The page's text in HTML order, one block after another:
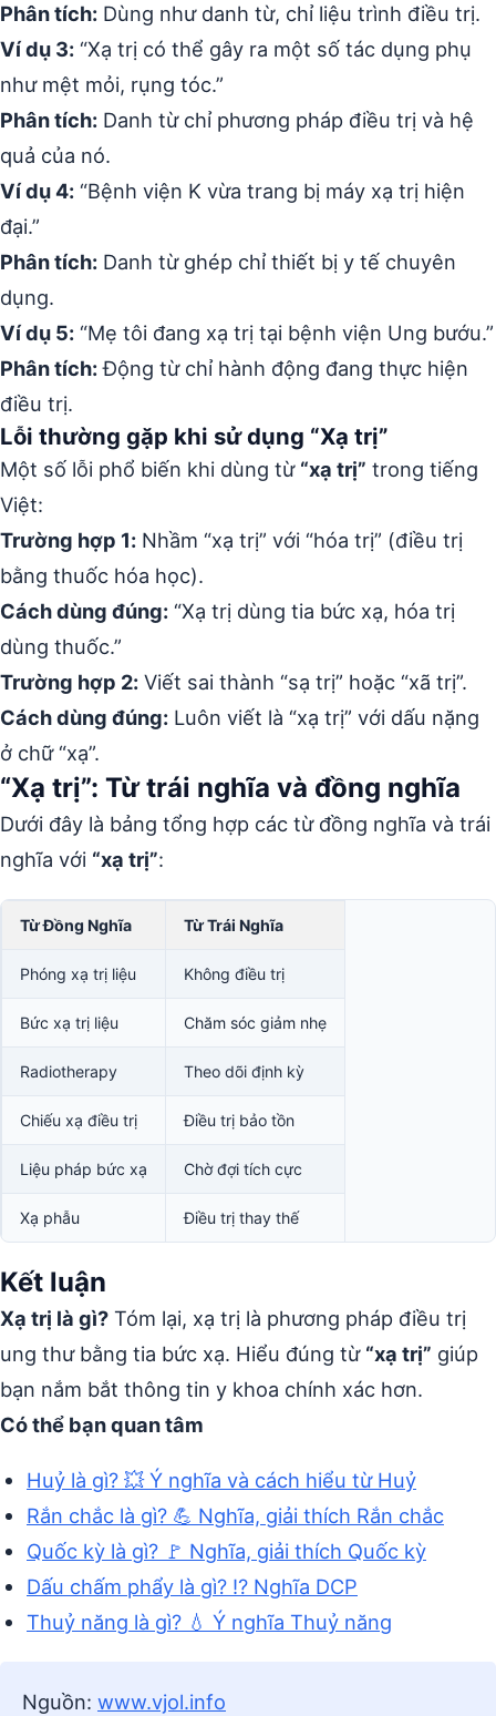
Phân tích: Dùng như danh từ, chỉ liệu trình điều trị.
Ví dụ 3: “Xạ trị có thể gây ra một số tác dụng phụ
như mệt mỏi, rụng tóc.”
Phân tích: Danh từ chỉ phương pháp điều trị và hệ
quả của nó.
Ví dụ 4: “Bệnh viện K vừa trang bị máy xạ trị hiện
đại.”
Phân tích: Danh từ ghép chỉ thiết bị y tế chuyên
dụng.
Ví dụ 5: “Mẹ tôi đang xạ trị tại bệnh viện Ung bướu.”
Phân tích:Động từ chỉ hành động đang thực hiện
điều trị.
Lỗi thường gặp khi sử dụng “Xạ trị”
Một số lỗi phổ biến khi dùng từ “xạ trị” trong tiếng
Việt:
Trường hợp 1: Nhầm “xạ trị” với “hóa trị” (điều trị
bằng thuốc hóa học).
Cách dùng đúng: “Xạ trị dùng tia bức xạ, hóa trị
dùng thuốc.”
Trường hợp 2: Viết sai thành “sạ trị” hoặc “xã trị”.
Cách dùng đúng: Luôn viết là “xạ trị” với dấu nặng
ở chữ “xạ”.
“Xạ trị”: Từ trái nghĩa và đồng nghĩa
Dưới đây là bảng tổng hợp các từ đồng nghĩa và trái
nghĩa với “xạ trị”:
Từ Đồng Nghĩa Từ Trái Nghĩa
Phóng xạ trị liệu Không điều trị
Bức xạ trị liệu Chăm sóc giảm nhẹ
Radiotherapy Theo dõi định kỳ
Chiếu xạ điều trị Điều trị bảo tồn
Liệu pháp bức xạ Chờ đợi tích cực
Xạ phẫu Điều trị thay thế
Kết luận
Xạ trị là gì? Tóm lại, xạ trị là phương pháp điều trị
ung thư bằng tia bức xạ. Hiểu đúng từ “xạ trị” giúp
bạn nắm bắt thông tin y khoa chính xác hơn.
Có thể bạn quan tâm
Huỷ là gì? 💥 Ý nghĩa và cách hiểu từ Huỷ
Rắn chắc là gì? 💪 Nghĩa, giải thích Rắn chắc
Quốc kỳ là gì? 🚩 Nghĩa, giải thích Quốc kỳ
Dấu chấm phẩy là gì? ⁉️ Nghĩa DCP
Thuỷ năng là gì? 💧 Ý nghĩa Thuỷ năng
Nguồn: www.vjol.info